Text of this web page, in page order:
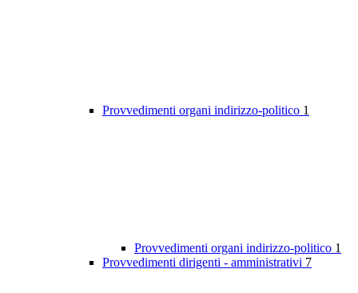
Provvedimenti organi indirizzo-politico 1
Provvedimenti organi indirizzo-politico 1
Provvedimenti dirigenti - amministrativi 7